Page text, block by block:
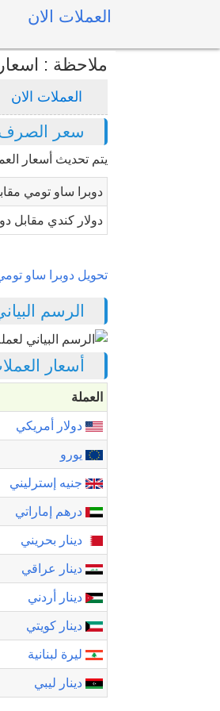
العملات الان
ملاحظة :
العملات الان
سعر الصرف
يتم تحديث أسعار
دوبرا ساو تومي
دولار كندي مقابل
تحويل دوبرا ساو
الرسم
أسعار
العملة
دولار أمريكي
يورو
جنيه إسترليني
درهم إماراتي
دينار بحريني
دينار عراقي
دينار أردني
دينار كويتي
ليرة لبنانية
دينار ليبي